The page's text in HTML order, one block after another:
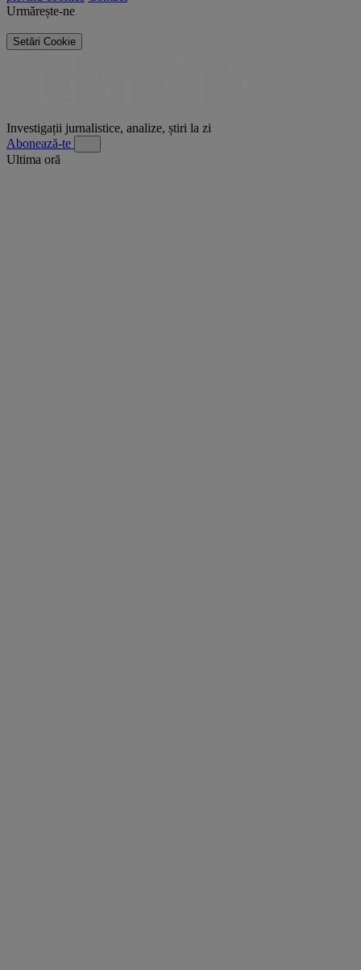
Urmărește-ne
Setări Cookie
Investigații jurnalistice, analize, știri la zi
Abonează-te
Ultima oră